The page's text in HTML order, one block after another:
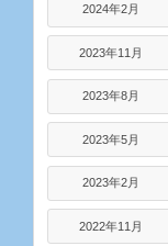
2024年2月
2023年11月
2023年8月
2023年5月
2023年2月
2022年11月